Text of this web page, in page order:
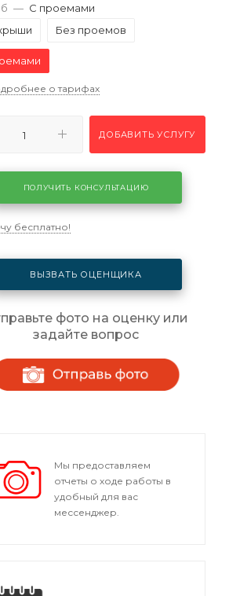
— С проемами
Без проемов
о тарифах
ДОБАВИТЬ УСЛУГУ
ПОЛУЧИТЬ КОНСУЛЬТАЦИЮ
бесплатно!
ВЫЗВАТЬ ОЦЕНЩИКА
фото на оценку или
задайте вопрос
Мы предоставляем
отчеты о ходе работы в
удобный для вас
мессенджер.